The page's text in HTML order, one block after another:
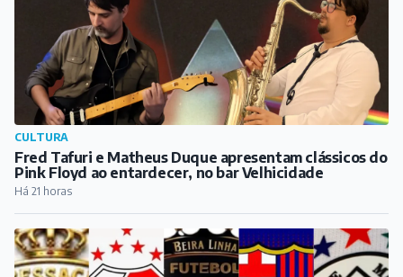
CULTURA
Fred Tafuri e Matheus Duque apresentam clássicos do
Pink Floyd ao entardecer, no bar Velhicidade
Há 21 horas